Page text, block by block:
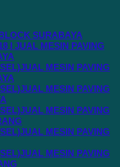
SURABAYA
I JUAL MESIN PAVING
MESIN PAVING
MESIN PAVING
MESIN PAVING
MESIN PAVING
MESIN PAVING